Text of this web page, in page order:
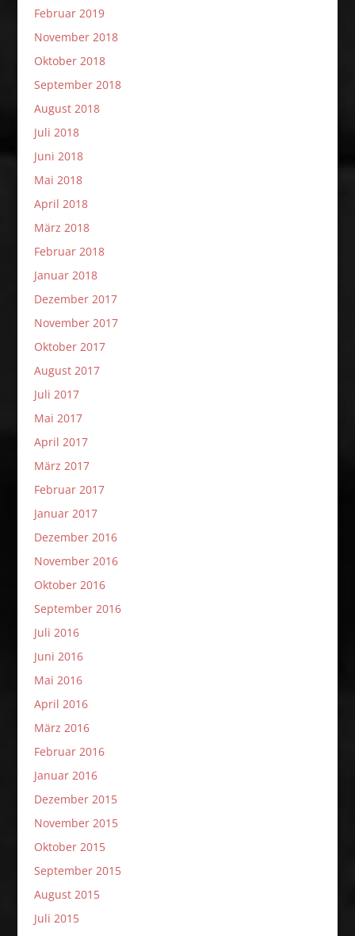
Februar 2019
November 2018
Oktober 2018
September 2018
August 2018
Juli 2018
Juni 2018
Mai 2018
April 2018
März 2018
Februar 2018
Januar 2018
Dezember 2017
November 2017
Oktober 2017
August 2017
Juli 2017
Mai 2017
April 2017
März 2017
Februar 2017
Januar 2017
Dezember 2016
November 2016
Oktober 2016
September 2016
Juli 2016
Juni 2016
Mai 2016
April 2016
März 2016
Februar 2016
Januar 2016
Dezember 2015
November 2015
Oktober 2015
September 2015
August 2015
Juli 2015